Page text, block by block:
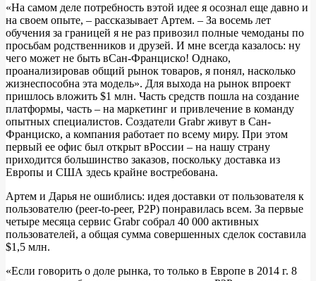
«На самом деле потребность вэтой идее я осознал еще давно и
на своем опыте, – рассказывает Артем. – За восемь лет
обучения за границей я не раз привозил полные чемоданы по
просьбам родственников и друзей. И мне всегда казалось: ну
чего может не быть вСан-Франциско! Однако,
проанализировав общий рынок товаров, я понял, насколько
жизнеспособна эта модель». Для выхода на рынок впроект
пришлось вложить $1 млн. Часть средств пошла на создание
платформы, часть – на маркетинг и привлечение в команду
опытных специалистов. Создатели Grabr живут в Сан-
Франциско, а компания работает по всему миру. При этом
первый ее офис был открыт вРоссии – на нашу страну
приходится большинство заказов, поскольку доставка из
Европы и США здесь крайне востребована.
Артем и Дарья не ошиблись: идея доставки от пользователя к
пользователю (peer-to-peer, P2P) понравилась всем. За первые
четыре месяца сервис Grabr собрал 40 000 активных
пользователей, а общая сумма совершенных сделок составила
$1,5 млн.
«Если говорить о доле рынка, то только в Европе в 2014 г. 8